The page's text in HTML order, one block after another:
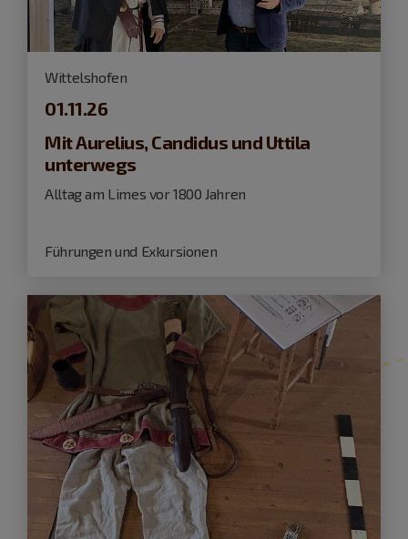
Wittelshofen
01.11.26
Mit Aurelius, Candidus und Uttila
unterwegs
Alltag am Limes vor 1800 Jahren
Führungen und Exkursionen